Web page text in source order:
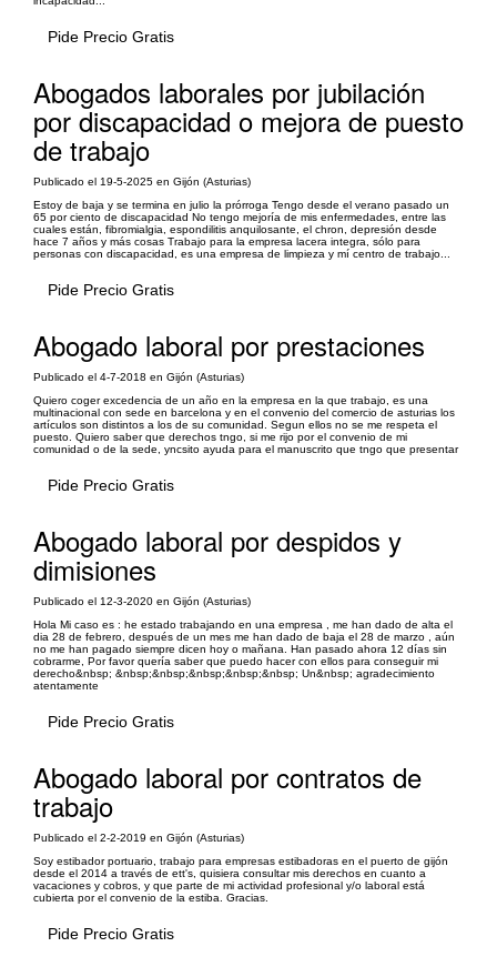
Pide Precio Gratis
Abogados laborales por jubilación
por discapacidad o mejora de puesto
de trabajo
Publicado el 19-5-2025 en Gijón (Asturias)
Estoy de baja y se termina en julio la prórroga Tengo desde el verano pasado un
65 por ciento de discapacidad No tengo mejoría de mis enfermedades, entre las
cuales están, fibromialgia, espondilitis anquilosante, el chron, depresión desde
hace 7 años y más cosas Trabajo para la empresa lacera integra, sólo para
personas con discapacidad, es una empresa de limpieza y mí centro de trabajo...
Pide Precio Gratis
Abogado laboral por prestaciones
Publicado el 4-7-2018 en Gijón (Asturias)
Quiero coger excedencia de un año en la empresa en la que trabajo, es una
multinacional con sede en barcelona y en el convenio del comercio de asturias los
artículos son distintos a los de su comunidad. Segun ellos no se me respeta el
puesto. Quiero saber que derechos tngo, si me rijo por el convenio de mi
comunidad o de la sede, yncsito ayuda para el manuscrito que tngo que presentar
Pide Precio Gratis
Abogado laboral por despidos y
dimisiones
Publicado el 12-3-2020 en Gijón (Asturias)
Hola Mi caso es : he estado trabajando en una empresa , me han dado de alta el
dia 28 de febrero, después de un mes me han dado de baja el 28 de marzo , aún
no me han pagado siempre dicen hoy o mañana. Han pasado ahora 12 días sin
cobrarme, Por favor quería saber que puedo hacer con ellos para conseguir mi
derecho&nbsp; &nbsp;&nbsp;&nbsp;&nbsp;&nbsp; Un&nbsp; agradecimiento
atentamente
Pide Precio Gratis
Abogado laboral por contratos de
trabajo
Publicado el 2-2-2019 en Gijón (Asturias)
Soy estibador portuario, trabajo para empresas estibadoras en el puerto de gijón
desde el 2014 a través de ett's, quisiera consultar mis derechos en cuanto a
vacaciones y cobros, y que parte de mi actividad profesional y/o laboral está
cubierta por el convenio de la estiba. Gracias.
Pide Precio Gratis